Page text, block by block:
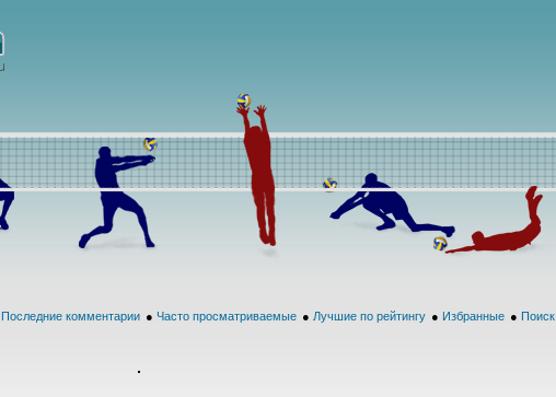
Последние комментарии ● Часто просматриваемые ● Лучшие по рейтингу ● Избранные ● Поиск